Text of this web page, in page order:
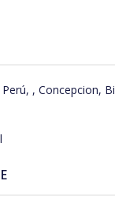
, Concepcion,